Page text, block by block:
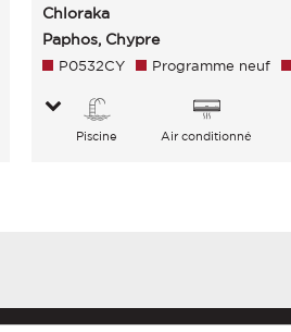
Chloraka
Paphos, Chypre
P0532CY Programme neuf
Piscine Air conditionné